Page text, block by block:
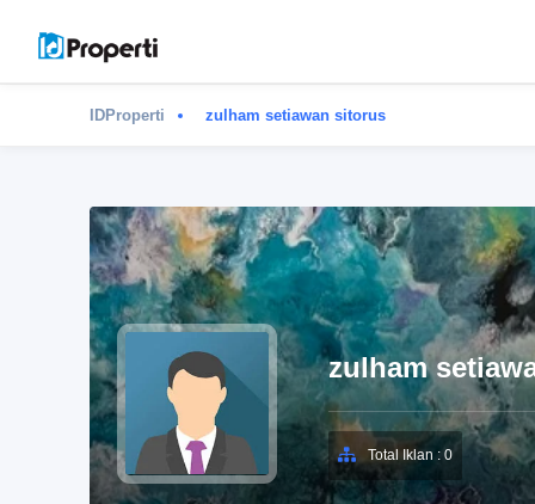
IDProperti zulham setiawan sitorus
zulham
Total Iklan : 0